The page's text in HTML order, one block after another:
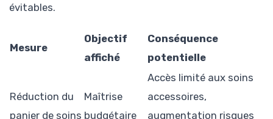
évitables.
Mesure
Objectif
affiché
Conséquence
potentielle
Réduction du
panier de soins
Maîtrise
budgétaire
Accès limité aux soins
accessoires,
augmentation risques